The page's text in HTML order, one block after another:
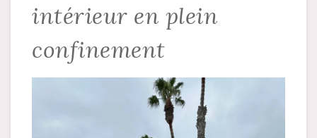
intérieur en plein
confinement